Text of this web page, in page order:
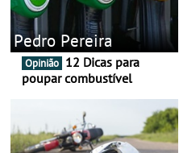
Pedro Pereira
Opinião
poupar combustível